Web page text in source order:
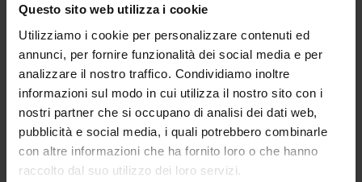
Questo sito web utilizza i cookie
Utilizziamo i cookie per personalizzare contenuti ed
annunci, per fornire funzionalità dei social media e per
analizzare il nostro traffico. Condividiamo inoltre
informazioni sul modo in cui utilizza il nostro sito con i
nostri partner che si occupano di analisi dei dati web,
pubblicità e social media, i quali potrebbero combinarle
con altre informazioni che ha fornito loro o che hanno
raccolto dal suo utilizzo dei loro servizi.